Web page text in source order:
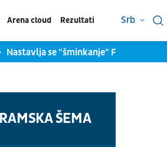
Arena cloud Rezultati Srb
Nastavlja se "šminkanje" FS Italije:
ŠEMA